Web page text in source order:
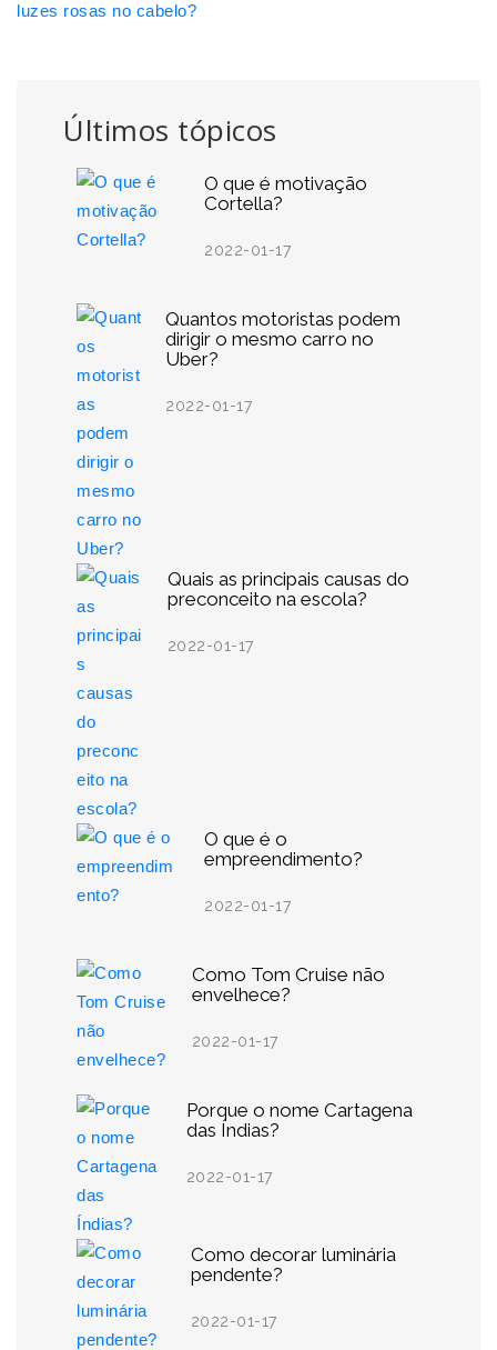
Últimos tópicos
O que é motivação
Cortella?
2022-01-17
Quantos motoristas podem
dirigir o mesmo carro no
Uber?
2022-01-17
Quais as principais causas do
preconceito na escola?
2022-01-17
O que é o
empreendimento?
2022-01-17
Como Tom Cruise não
envelhece?
2022-01-17
Porque o nome Cartagena
das Índias?
2022-01-17
Como decorar luminária
pendente?
2022-01-17
luzes rosas no cabelo?